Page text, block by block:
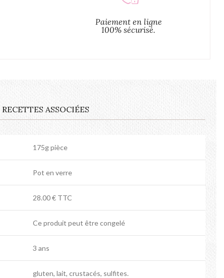
Paiement en ligne
100% sécurisé.
RECETTES ASSOCIÉES
175g pièce
Pot en verre
28.00 € TTC
Ce produit peut être congelé
3 ans
gluten, lait, crustacés, sulfites.